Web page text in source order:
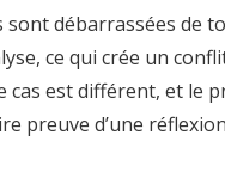
sont débarrassées de
ce qui crée un
cas est différent, et le
preuve d’une